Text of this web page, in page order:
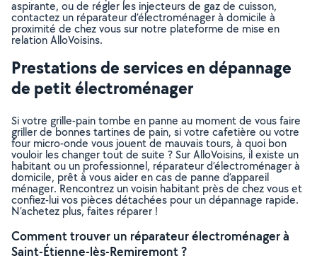
aspirante, ou de régler les injecteurs de gaz de cuisson,
contactez un réparateur d’électroménager à domicile à
proximité de chez vous sur notre plateforme de mise en
relation AlloVoisins.
Prestations de services en dépannage
de petit électroménager
Si votre grille-pain tombe en panne au moment de vous faire
griller de bonnes tartines de pain, si votre cafetière ou votre
four micro-onde vous jouent de mauvais tours, à quoi bon
vouloir les changer tout de suite ? Sur AlloVoisins, il existe un
habitant ou un professionnel, réparateur d’électroménager à
domicile, prêt à vous aider en cas de panne d’appareil
ménager. Rencontrez un voisin habitant près de chez vous et
confiez-lui vos pièces détachées pour un dépannage rapide.
N’achetez plus, faites réparer !
Comment trouver un réparateur électroménager à
Saint-Étienne-lès-Remiremont ?